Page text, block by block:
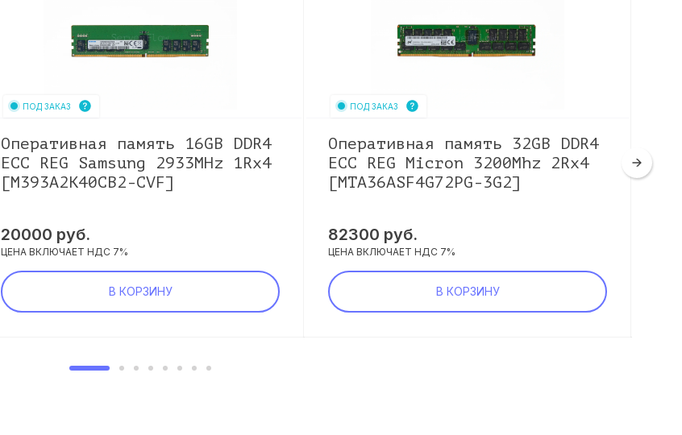
ПОД ЗАКАЗ
Оперативная память 16GB DDR4
ECC REG Samsung 2933MHz 1Rx4
[M393A2K40CB2-CVF]
20000 руб.
ЦЕНА ВКЛЮЧАЕТ НДС 7%
В КОРЗИНУ
ПОД ЗАКАЗ
Оперативная память 32GB DDR4
ECC REG Micron 3200Mhz 2Rx4
[MTA36ASF4G72PG-3G2]
82300 руб.
ЦЕНА ВКЛЮЧАЕТ НДС 7%
В КОРЗИНУ